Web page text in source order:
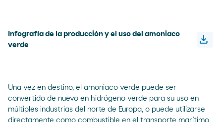
Infografía de la producción y el uso del amoniaco
verde
download
Una vez en destino, el amoniaco verde puede ser
convertido de nuevo en hidrógeno verde para su uso en
múltiples industrias del norte de Europa, o puede utilizarse
directamente como combustible en el transporte marítimo